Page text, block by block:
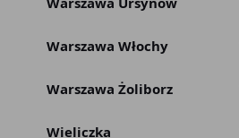
Warszawa Włochy
Warszawa Żoliborz
Wieliczka